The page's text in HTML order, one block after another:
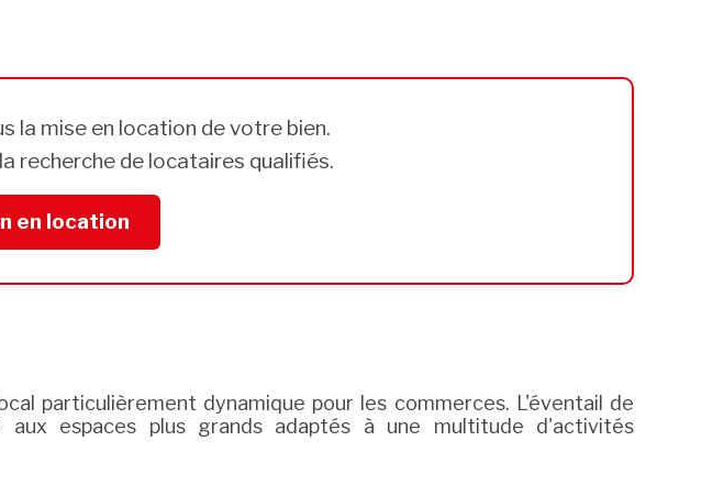
la mise en location de votre bien.
recherche de locataires qualifiés.
en location
particulièrement dynamique pour les commerces. L'éventail de
espaces plus grands adaptés à une multitude d'activités